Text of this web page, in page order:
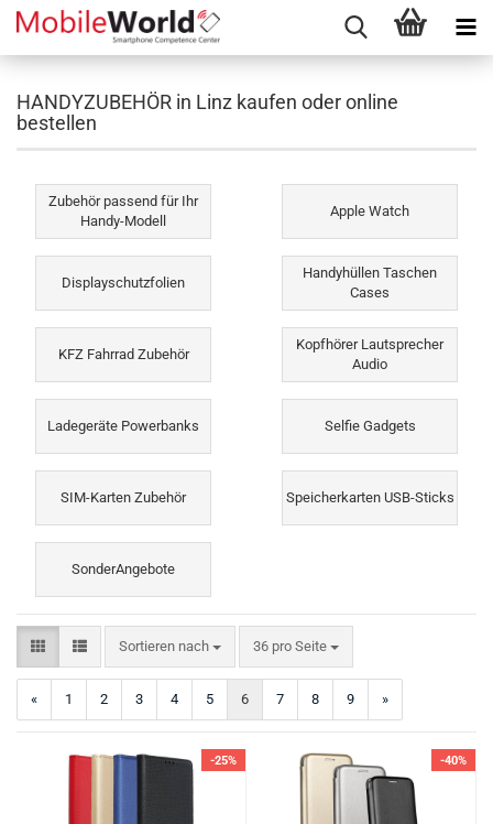
HANDYZUBEHÖR in Linz kaufen oder online
bestellen
Zubehör passend für Ihr
Handy-Modell
Apple Watch
Displayschutzfolien
Handyhüllen Taschen
Cases
KFZ Fahrrad Zubehör
Kopfhörer Lautsprecher
Audio
Ladegeräte Powerbanks Selfie Gadgets
SIM-Karten Zubehör Speicherkarten USB-Sticks
SonderAngebote
Sortieren nach
Sortieren nach 36 pro Seite
pro Seite
« 1 2 3 4 5 6 7 8 9 »
-25% -40%